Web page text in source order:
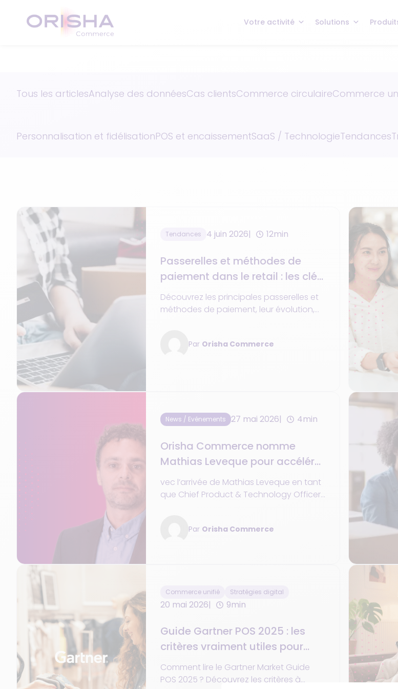
Votre activité Solutions
Tous les articlesAnalyse des donnéesCas clientsCommerce circulaireCommerce
Personnalisation et fidélisationPOS et encaissementSaaS / TechnologieTendances
Tendances 4 juin 2026 12min
Passerelles et méthodes de
paiement dans le retail : les clés
d'une intégration flexible et
omnicanale
Découvrez les principales passerelles et
méthodes de paiement, leur évolution,
améliorer l'expérience d'achat.
Par Orisha Commerce
News / Evénements 27 mai 2026 4min
Orisha Commerce nomme
Mathias Leveque pour accélérer
son ambition européenne
vec l’arrivée de Mathias Leveque en tant
que Chief Product & Technology Officer
phase de son développement.
Par Orisha Commerce
Commerce unifié Stratégies digital
20 mai 2026 9min
Guide Gartner POS 2025 : les
critères vraiment utiles pour
choisir une plateforme de
commerce unifié
Comment lire le Gartner Market Guide
POS 2025 ? Découvrez les critères à